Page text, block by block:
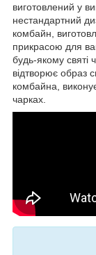
виготовлений у
нестандартний
комбайн,
прикрасою для
будь-якому святі
відтворює образ
комбайна,
чарках.